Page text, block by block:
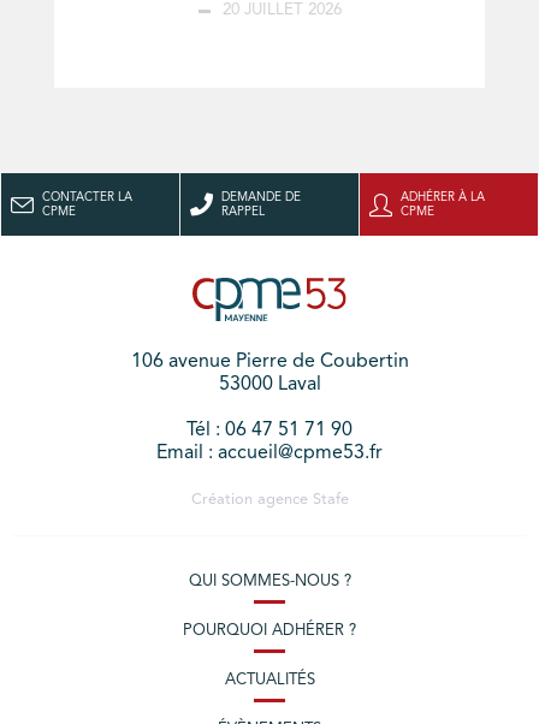
20 JUILLET 2026
CONTACTER LA
CPME
DEMANDE DE
RAPPEL
ADHÉRER À LA
CPME
106 avenue Pierre de Coubertin
53000 Laval
Tél : 06 47 51 71 90
Email : accueil@cpme53.fr
Création agence Stafe
QUI SOMMES-NOUS ?
POURQUOI ADHÉRER ?
ACTUALITÉS